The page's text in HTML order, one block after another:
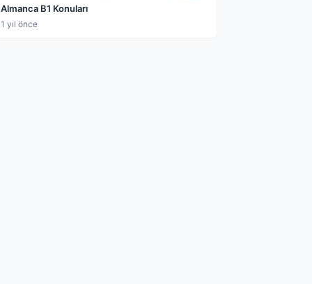
Almanca B1 Konuları
1 yıl önce